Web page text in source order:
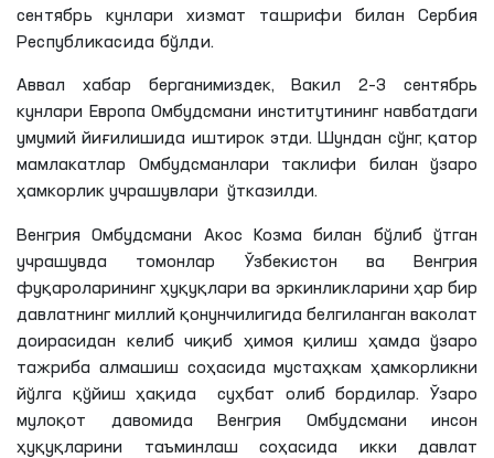
сентябрь кунлари хизмат ташрифи билан Сербия
Республикасида бўлди.
Аввал хабар берганимиздек, Вакил 2–3 сентябрь
кунлари Европа Омбудсмани институтининг навбатдаги
умумий йиғилишида иштирок этди. Шундан сўнг, қатор
мамлакатлар Омбудсманлари таклифи билан ўзаро
ҳамкорлик учрашувлари ўтказилди.
Венгрия Омбудсмани Акос Козма билан бўлиб ўтган
учрашувда томонлар Ўзбекистон ва Венгрия
фуқароларининг ҳуқуқлари ва эркинликларини ҳар бир
давлатнинг миллий қонунчилигида белгиланган ваколат
доирасидан келиб чиқиб ҳимоя қилиш ҳамда ўзаро
тажриба алмашиш соҳасида мустаҳкам ҳамкорликни
йўлга қўйиш ҳақида суҳбат олиб бордилар. Ўзаро
мулоқот давомида Венгрия Омбудсмани инсон
ҳуқуқларини таъминлаш соҳасида икки давлат